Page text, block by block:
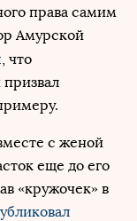
права самим
Амурской
, что
с женой
еще до его
«кружочек» в